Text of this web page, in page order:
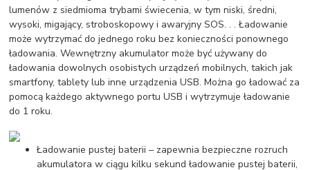
lumenów z siedmioma trybami świecenia, w tym niski, średni,
wysoki, migający, stroboskopowy i awaryjny SOS. . . Ładowanie
może wytrzymać do jednego roku bez konieczności ponownego
ładowania. Wewnętrzny akumulator może być używany do
ładowania dowolnych osobistych urządzeń mobilnych, takich jak
smartfony, tablety lub inne urządzenia USB. Można go ładować za
pomocą każdego aktywnego portu USB i wytrzymuje ładowanie
do 1 roku.
Ładowanie pustej baterii – zapewnia bezpieczne rozruch
akumulatora w ciągu kilku sekund ładowanie pustej baterii,